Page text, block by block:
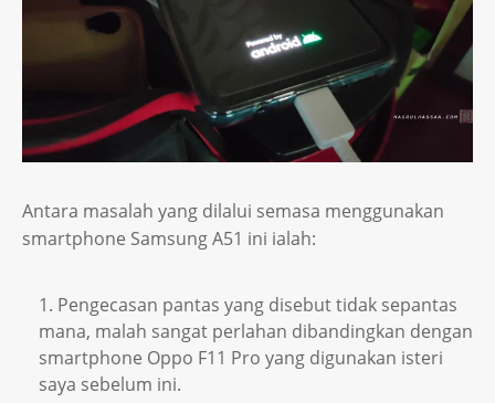
Antara masalah yang dilalui semasa menggunakan
smartphone Samsung A51 ini ialah:
Pengecasan pantas yang disebut tidak sepantas
mana, malah sangat perlahan dibandingkan dengan
smartphone Oppo F11 Pro yang digunakan isteri
saya sebelum ini.